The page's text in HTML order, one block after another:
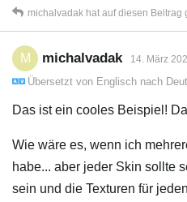
michalvadak hat auf diesen Beitrag
M michalvadak 14. März
Übersetzt von Englisch nach
Das ist ein cooles Beispiel!
Wie wäre es, wenn ich
habe... aber jeder Skin sollte
sein und die Texturen für